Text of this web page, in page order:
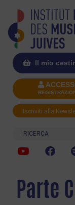
Il mio
Iscriviti alla
Ricerca
Parte